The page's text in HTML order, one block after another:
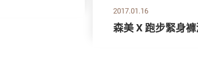
2017.01.16
森美 X 跑步緊身